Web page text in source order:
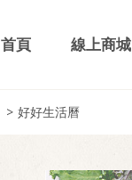
首頁 線上商城
好好生活曆